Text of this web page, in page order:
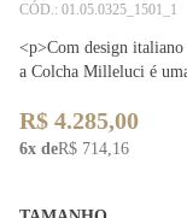
CÓD.: 01.05.0325_1501_1
<p>Com design italiano
a Colcha Milleluci é
R$ 4.285,00
6x deR$ 714,16